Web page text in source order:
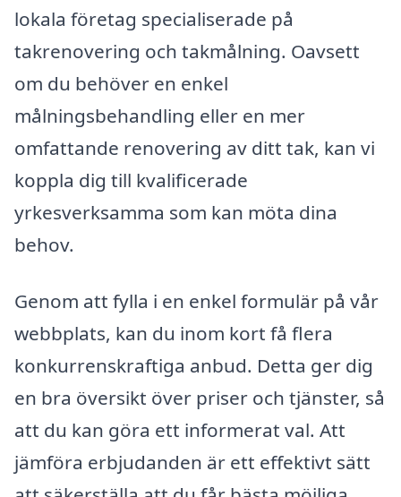
lokala företag specialiserade på
takrenovering och takmålning. Oavsett
om du behöver en enkel
målningsbehandling eller en mer
omfattande renovering av ditt tak, kan vi
koppla dig till kvalificerade
yrkesverksamma som kan möta dina
behov.
Genom att fylla i en enkel formulär på vår
webbplats, kan du inom kort få flera
konkurrenskraftiga anbud. Detta ger dig
en bra översikt över priser och tjänster, så
att du kan göra ett informerat val. Att
jämföra erbjudanden är ett effektivt sätt